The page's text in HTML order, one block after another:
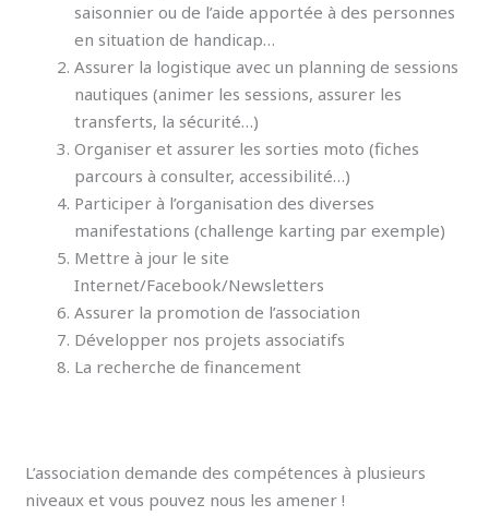
saisonnier ou de l’aide apportée à des personnes
en situation de handicap…
Assurer la logistique avec un planning de sessions
nautiques (animer les sessions, assurer les
transferts, la sécurité…)
Organiser et assurer les sorties moto (fiches
parcours à consulter, accessibilité…)
Participer à l’organisation des diverses
manifestations (challenge karting par exemple)
Mettre à jour le site
Internet/Facebook/Newsletters
Assurer la promotion de l’association
Développer nos projets associatifs
La recherche de financement
L’association demande des compétences à plusieurs
niveaux et vous pouvez nous les amener !